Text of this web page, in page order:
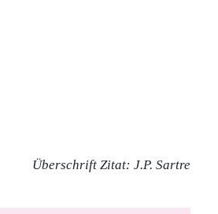
Überschrift Zitat: J.P. Sartre